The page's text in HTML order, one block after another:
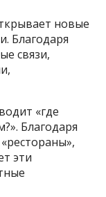
новые
Благодаря
связи,
«где
Благодаря
эти